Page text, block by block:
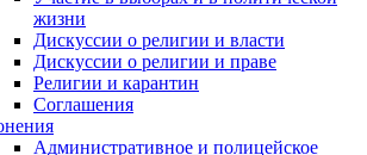
жизни
Дискуссии о религии и власти
Дискуссии о религии и праве
Религии и карантин
Соглашения
Административное и полицейское